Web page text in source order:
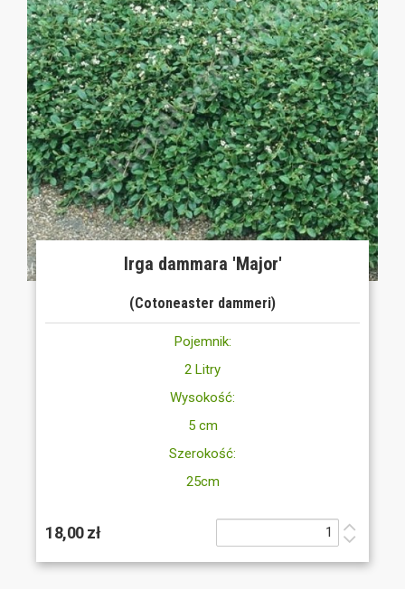
Irga dammara 'Major'
(Cotoneaster dammeri)
Pojemnik:
2 Litry
Wysokość:
5 cm
Szerokość:
25cm
18,00 zł